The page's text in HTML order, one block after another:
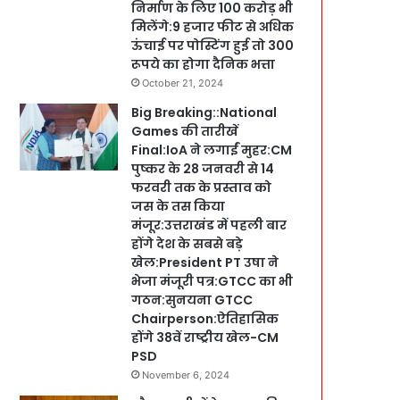
निर्माण के लिए 100 करोड़ भी
मिलेंगे:9 हजार फीट से अधिक
ऊंचाई पर पोस्टिंग हुई तो 300
रूपये का होगा दैनिक भत्ता
October 21, 2024
Big Breaking::National
Games की तारीखें
Final:IoA ने लगाईं मुहर:CM
पुष्कर के 28 जनवरी से 14
फरवरी तक के प्रस्ताव को
जस के तस किया
मंजूर:उत्तराखंड में पहली बार
होंगे देश के सबसे बड़े
खेल:President PT उषा ने
भेजा मंजूरी पत्र:GTCC का भी
गठन:सुनयना GTCC
Chairperson:ऐतिहासिक
होंगे 38वें राष्ट्रीय खेल-CM
PSD
November 6, 2024